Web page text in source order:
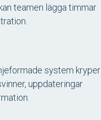
teamen lägga timmar
system kryper
uppdateringar